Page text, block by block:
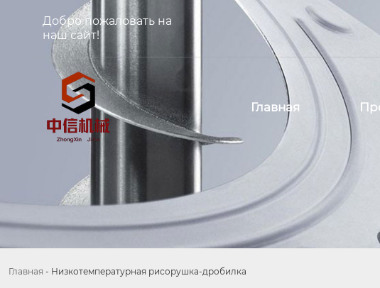
Добро пожаловать на
наш сайт!
Главная
Главная - Низкотемпературная рисорушка-дробилка